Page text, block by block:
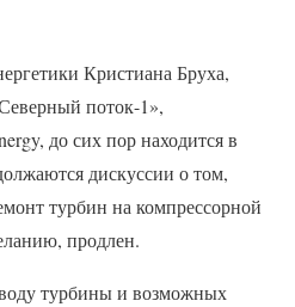
Кристиана Бруха,
поток-1»,
до сих пор находится в
дискуссии о том,
турбин на компрессорной
продлен.
турбины и возможных